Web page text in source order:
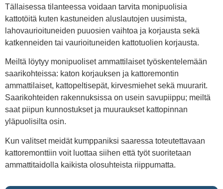
Tällaisessa tilanteessa voidaan tarvita monipuolisia
kattotöitä kuten kastuneiden aluslautojen uusimista,
lahovaurioituneiden puuosien vaihtoa ja korjausta sekä
katkenneiden tai vaurioituneiden kattotuolien korjausta.
Meiltä löytyy monipuoliset ammattilaiset työskentelemään
saarikohteissa: katon korjauksen ja kattoremontin
ammattilaiset, kattopeltisepät, kirvesmiehet sekä muurarit.
Saarikohteiden rakennuksissa on usein savupiippu; meiltä
saat piipun kunnostukset ja muuraukset kattopinnan
yläpuolisilta osin.
Kun valitset meidät kumppaniksi saaressa toteutettavaan
kattoremonttiin voit luottaa siihen että työt suoritetaan
ammattitaidolla kaikista olosuhteista riippumatta.